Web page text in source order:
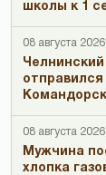
школы к 1
08 августа
08 августа
Мужчина
хлопка